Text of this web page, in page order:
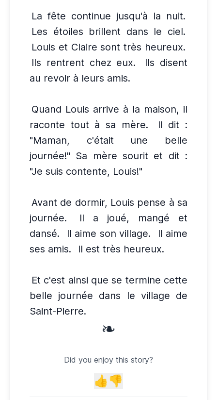
La fête continue jusqu'à la nuit.
Les étoiles brillent dans le ciel.
Louis et Claire sont très heureux.
Ils rentrent chez eux.
Ils disent
au revoir à leurs amis.
Quand Louis arrive à la maison, il
raconte tout à sa mère.
Il dit :
"Maman, c'était une belle
journée!" Sa mère sourit et dit :
"Je suis contente, Louis!"
Avant de dormir, Louis pense à sa
journée.
Il a joué, mangé et
dansé.
Il aime son village.
Il aime
ses amis.
Il est très heureux.
Et c'est ainsi que se termine cette
belle journée dans le village de
Saint-Pierre.
❧
Did you enjoy this story?
👍👎